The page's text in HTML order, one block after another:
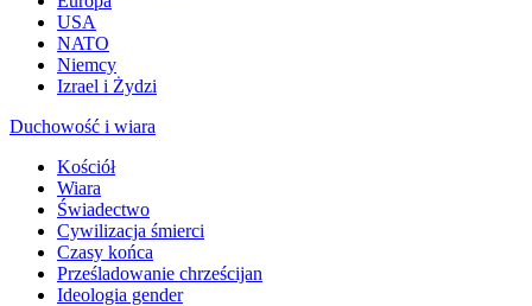
USA
NATO
Niemcy
Izrael i Żydzi
Duchowość i wiara
Kościół
Wiara
Świadectwo
Cywilizacja śmierci
Czasy końca
Prześladowanie chrześcijan
Ideologia gender